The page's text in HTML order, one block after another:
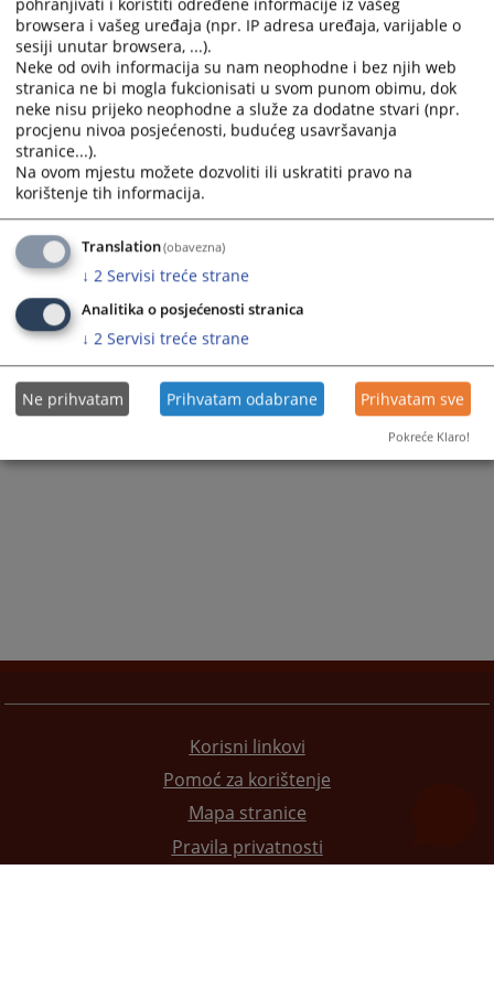
Prateći dokumenti
Plan nabavki za 2025
Izmjena i dopuna plana nabavki 2025
476PREGLEDA
Korisni linkovi
Pomoć za korištenje
Mapa stranice
Pravila privatnosti
browsera i vašeg uređaja (npr. IP adresa uređaja, varijable o
sesiji unutar browsera, ...).
Neke od ovih informacija su nam neophodne i bez njih web
stranica ne bi mogla fukcionisati u svom punom obimu, dok
neke nisu prijeko neophodne a služe za dodatne stvari (npr.
procjenu nivoa posjećenosti, budućeg usavršavanja
stranice...).
Na ovom mjestu možete dozvoliti ili uskratiti pravo na
korištenje tih informacija.
Translation(obavezna)
↓ 2 Servisi treće strane
Analitika o posjećenosti stranica
↓ 2 Servisi treće strane
Ne prihvatam Prihvatam odabrane Prihvatam sve
Pokreće Klaro!